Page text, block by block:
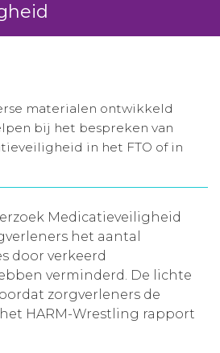
Inloggen
leeromgeving
materialen ontwikkeld
bij het bespreken van
in het FTO of in
Medicatieveiligheid
het aantal
door verkeerd
verminderd. De lichte
zorgverleners de
HARM-Wrestling rapport